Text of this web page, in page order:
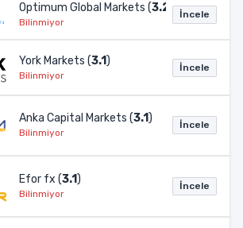
Optimum Global Markets (3.2 )
Bilinmiyor
İncele
York Markets (3.1)
Bilinmiyor
İncele
Anka Capital Markets (3.1)
Bilinmiyor
İncele
Efor fx (3.1)
Bilinmiyor
İncele